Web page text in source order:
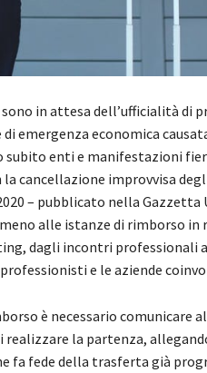
in attesa dell’ufficialità di
emergenza economica
subito enti e manifestazioni
cancellazione improvvisa
– pubblicato nella Gazzetta
alle istanze di rimborso in
dagli incontri professionali
e le aziende
è necessario
realizzare la partenza,
fa fede della trasferta già